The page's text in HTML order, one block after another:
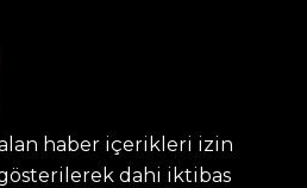
haber içerikleri izin
dahi iktibas